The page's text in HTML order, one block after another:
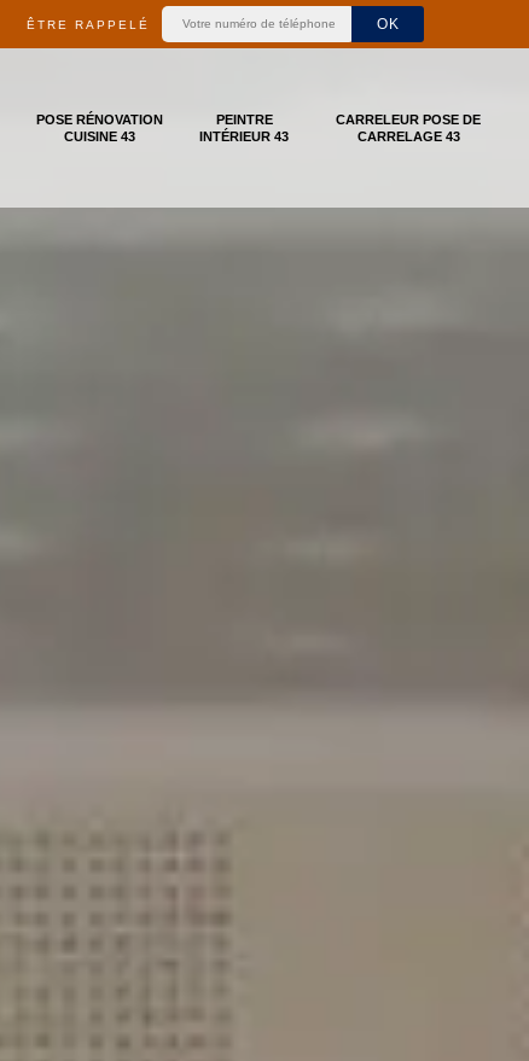
ÊTRE RAPPELÉ
POSE RÉNOVATION
CUISINE 43
PEINTRE
INTÉRIEUR 43
CARRELEUR POSE DE
CARRELAGE 43